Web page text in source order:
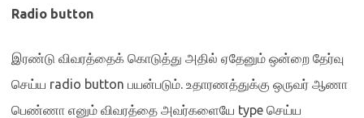
Radio button
இரண்டு விவரத்தைக் கொடுத்து அதில் ஏதேனும் ஒன்றை தேர்வு
செய்ய radio button பயன்படும். உதாரணத்துக்கு ஒருவர் ஆணா
பெண்ணா எனும் விவரத்தை அவர்களையே type செய்ய